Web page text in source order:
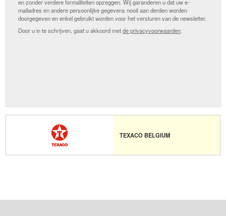
en zonder verdere formaliteiten opzeggen. Wij garanderen u dat uw e-
mailadres en andere persoonlijke gegevens nooit aan derden worden
doorgegeven en enkel gebruikt worden voor het versturen van de newsletter.
Door u in te schrijven, gaat u akkoord metde privacyvoorwaarden.
TEXACO BELGIUM